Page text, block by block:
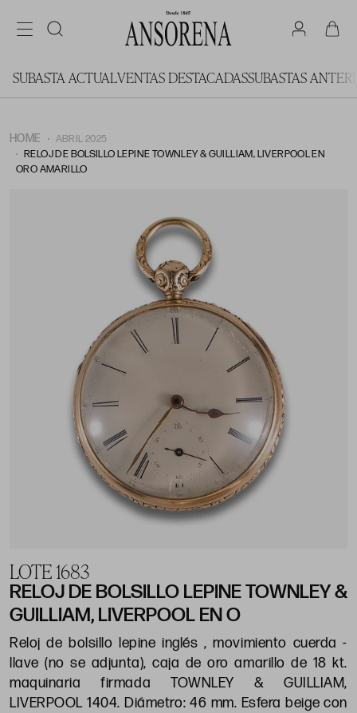
SUBASTA ACTUALVENTAS DESTACADASSUBASTAS
HOME
ABRIL 2025
RELOJ DE BOLSILLO LEPINE TOWNLEY & GUILLIAM, LIVERPOOL EN
ORO AMARILLO
LOTE 1683
RELOJ DE BOLSILLO LEPINE TOWNLEY &
GUILLIAM, LIVERPOOL EN O
Reloj de bolsillo lepine inglés , movimiento cuerda -
llave (no se adjunta), caja de oro amarillo de 18 kt.
maquinaria firmada TOWNLEY & GUILLIAM,
LIVERPOOL 1404. Diámetro: 46 mm. Esfera beige con